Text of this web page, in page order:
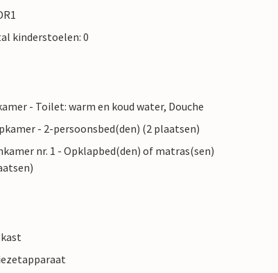
kinderstoelen: 0
- Toilet: warm en koud water, Douche
- 2-persoonsbed(den) (2 plaatsen)
nr. 1 - Opklapbed(den) of matras(sen)